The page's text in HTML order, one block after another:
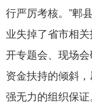
行严厉考核。”郫
业失掉了省市相
开专题会、现场
资金扶持的倾斜
强无力的组织保